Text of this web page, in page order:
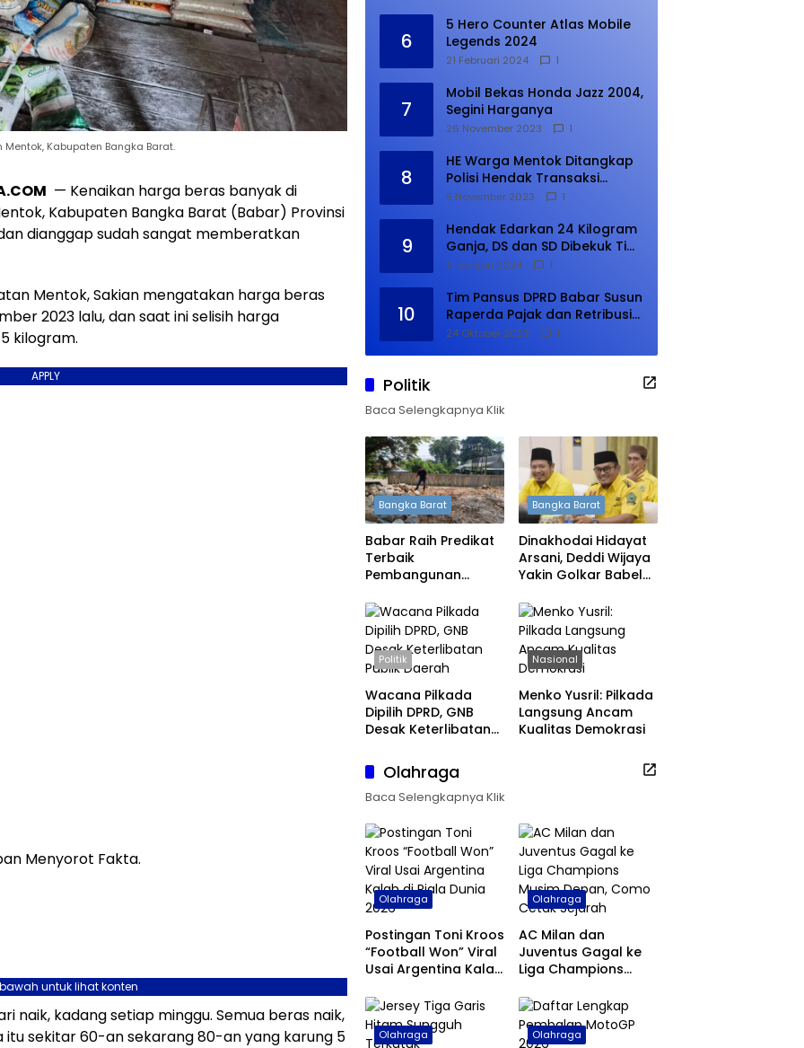
Kabupaten Bangka Barat.
— Kenaikan harga beras banyak di
Kabupaten Bangka Barat (Babar) Provinsi
dianggap sudah sangat memberatkan
Mentok, Sakian mengatakan harga beras
2023 lalu, dan saat ini selisih harga
kilogram.
APPLY
Menyorot Fakta.
untuk lihat konten
naik, kadang setiap minggu. Semua beras naik,
sekitar 60-an sekarang 80-an yang karung 5
6
5 Hero Counter Atlas Mobile
Legends 2024
21 Februari 2024 1
7
Mobil Bekas Honda Jazz 2004,
Segini Harganya
26 November 2023 1
8
HE Warga Mentok Ditangkap
Polisi Hendak Transaksi
Narkoba di Kampung Tanjung
9 November 2023 1
9
Hendak Edarkan 24 Kilogram
Ganja, DS dan SD Dibekuk Tim
Gabungan
1 Februari 2024 1
10
Tim Pansus DPRD Babar Susun
Raperda Pajak dan Retribusi
Daerah, Harus Selesai Januari
24 Oktober 2023 1
Politik
Baca Selengkapnya Klik
Bangka Barat
Babar Raih Predikat
Terbaik
Pembangunan
Boleh Berpuas Diri
Bangka Barat
Dinakhodai Hidayat
Arsani, Deddi Wijaya
Yakin Golkar Babel
Politik
Wacana Pilkada
Dipilih DPRD, GNB
Desak Keterlibatan
Nasional
Menko Yusril: Pilkada
Langsung Ancam
Kualitas Demokrasi
Olahraga
Baca Selengkapnya Klik
Olahraga
Postingan Toni Kroos
“Football Won” Viral
Usai Argentina Kalah
Olahraga
AC Milan dan
Juventus Gagal ke
Liga Champions
Cetak Sejarah
Olahraga Olahraga